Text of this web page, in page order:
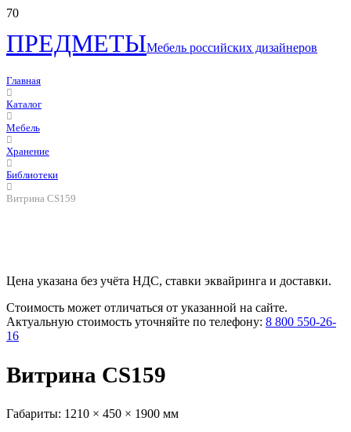
ПРЕДМЕТЫМебель российских дизайнеров
Главная
Каталог
Мебель
Хранение
Библиотеки
Витрина CS159
Цена указана без учёта НДС, ставки эквайринга и доставки.
Стоимость может отличаться от указанной на сайте.
Актуальную стоимость уточняйте по телефону: 8 800 550-26-
16
Витрина CS159
Габариты: 1210 × 450 × 1900 мм